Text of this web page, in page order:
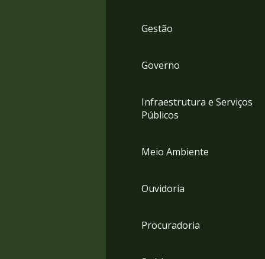
Gestão
Governo
Infraestrutura e Serviços
Públicos
Meio Ambiente
Ouvidoria
Procuradoria